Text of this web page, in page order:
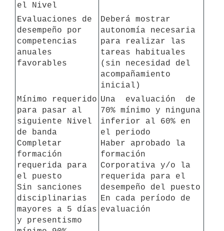
el Nivel
Evaluaciones de
desempeño por
competencias
anuales
favorables
Deberá mostrar
autonomía necesaria
para realizar las
tareas habituales
(sin necesidad del
acompañamiento
inicial)
Mínimo requerido
para pasar al
siguiente Nivel
de banda
Completar
formación
requerida para
el puesto
Sin sanciones
disciplinarias
mayores a 5 días
y presentismo
Una  evaluación  de
70% mínimo y ninguna
inferior al 60% en
el periodo
Haber aprobado la
formación
Corporativa y/o la
requerida para el
desempeño del puesto
En cada período de
evaluación